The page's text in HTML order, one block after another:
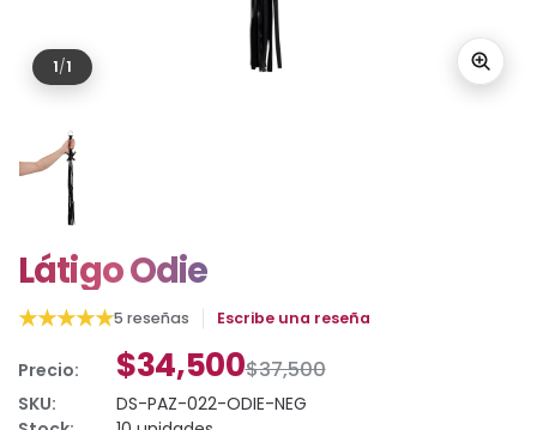
1/1
Látigo Odie
★★★★★5 reseñas Escribe una reseña
Precio: $34,500$37,500
SKU:
DS-PAZ-022-ODIE-NEG